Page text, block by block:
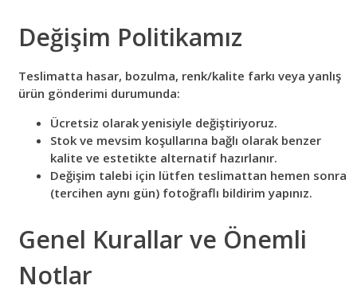
Değişim Politikamız
Teslimatta hasar, bozulma, renk/kalite farkı veya yanlış
ürün gönderimi durumunda:
Ücretsiz olarak yenisiyle değiştiriyoruz.
Stok ve mevsim koşullarına bağlı olarak benzer
kalite ve estetikte alternatif hazırlanır.
Değişim talebi için lütfen teslimattan hemen sonra
(tercihen aynı gün) fotoğraflı bildirim yapınız.
Genel Kurallar ve Önemli
Notlar